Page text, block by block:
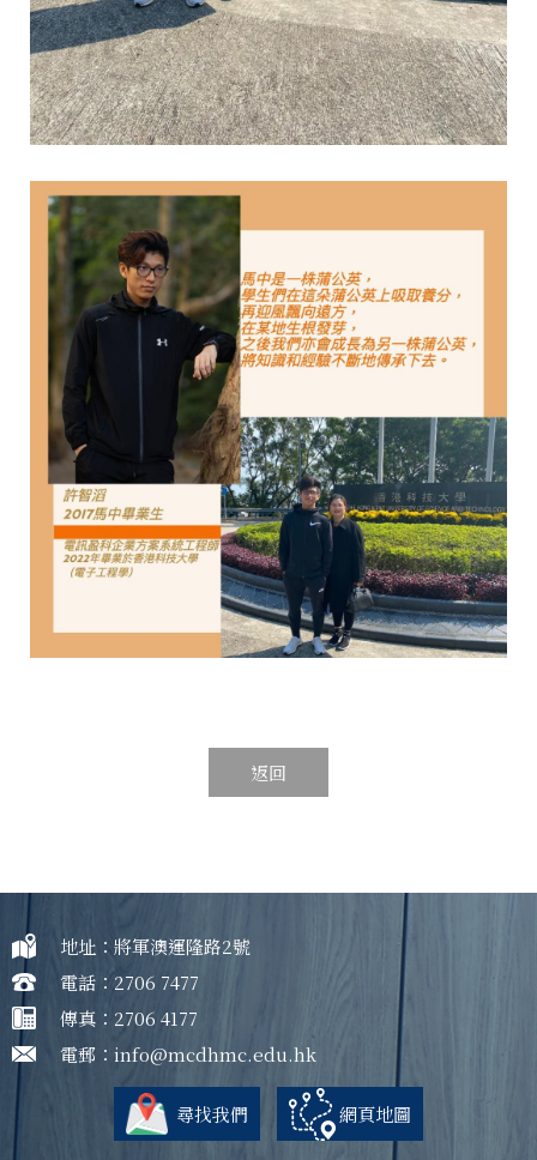
返回
地址：將軍澳運隆路2號
電話：2706 7477
傳真：2706 4177
電郵： info@mcdhmc.edu.hk
尋找我們 網頁地圖